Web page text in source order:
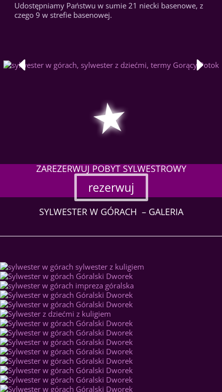
Udostępniamy Państwu w sumie 21 niecki basenowe, z
czego 9 w strefie basenowej.
ZAREZERWUJ POBYT SYLWESTROWY
rezerwuj
SYLWESTER W GÓRACH – GALERIA